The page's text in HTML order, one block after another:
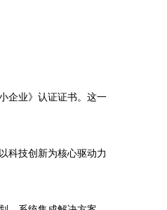
企业》认证证书。这一
科技创新为核心驱动力